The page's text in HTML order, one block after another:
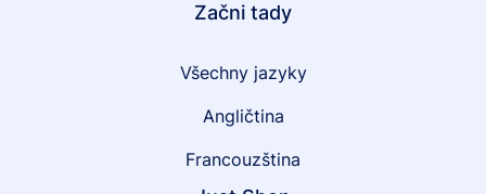
Začni tady
Všechny jazyky
Angličtina
Francouzština